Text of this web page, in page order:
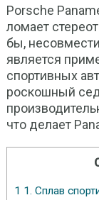
Porsche
ломает
бы,
является
спортивных
роскошный
что делает
1 1. Сплав